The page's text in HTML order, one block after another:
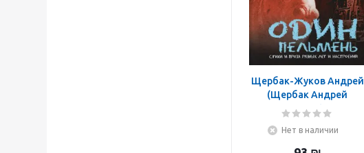
Щербак-Жуков Андрей
(Щербак Андрей
Викторович): Один
Нет в наличии